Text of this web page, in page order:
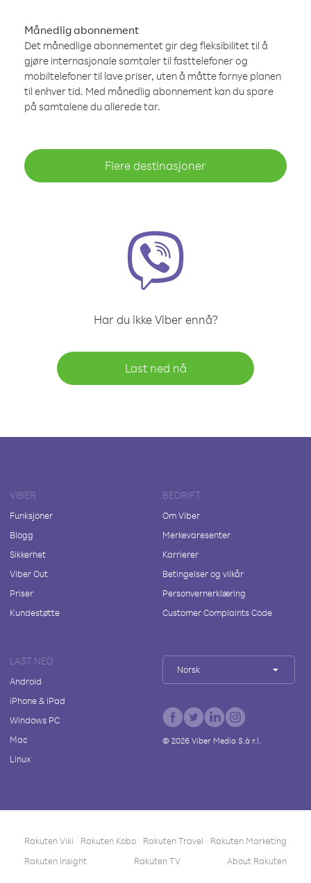
Månedlig abonnement
Det månedlige abonnementet gir deg fleksibilitet til å
gjøre internasjonale samtaler til fasttelefoner og
mobiltelefoner til lave priser, uten å måtte fornye planen
til enhver tid. Med månedlig abonnement kan du spare
på samtalene du allerede tar.
Flere destinasjoner
Har du ikke Viber ennå?
Last ned nå
VIBER
Funksjoner
Blogg
Sikkerhet
Viber Out
Priser
Kundestøtte
BEDRIFT
Om Viber
Merkevaresenter
Karrierer
Betingelser og vilkår
Personvernerklæring
Customer Complaints Code
LAST NED
Android
iPhone & iPad
Windows PC
Mac
Linux
Norsk
© 2026Viber Media S.à r.l.
Rakuten Viki Rakuten Kobo Rakuten Travel
Rakuten Marketing
Rakuten Insight
Rakuten TV About Rakuten